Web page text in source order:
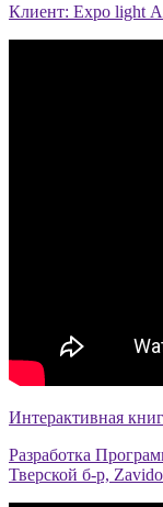
Клиент: Expo light
Интерактивная
Разработка
Тверской б-р,